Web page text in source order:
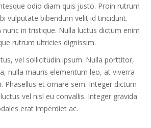
odio diam quis justo. Proin rutrum
vulputate bibendum velit id tincidunt.
nunc in tristique. Nulla luctus dictum enim
rutrum ultricies dignissim.
vel sollicitudin ipsum. Nulla porttitor,
nulla mauris elementum leo, at viverra
Phasellus et ornare sem. Integer dictum
vel nisl eu convallis. Integer gravida
erat imperdiet ac.